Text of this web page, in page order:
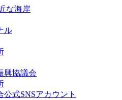
な海岸
ル
興協議会
式SNSアカウント